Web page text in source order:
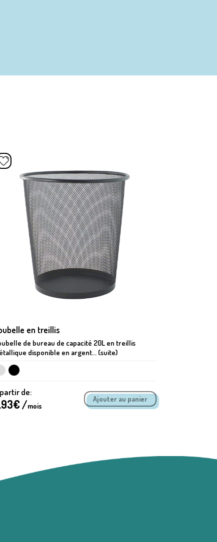
en treillis
de bureau de capacité 20L en treillis
disponible en argent... (suite)
de:
€ /mois